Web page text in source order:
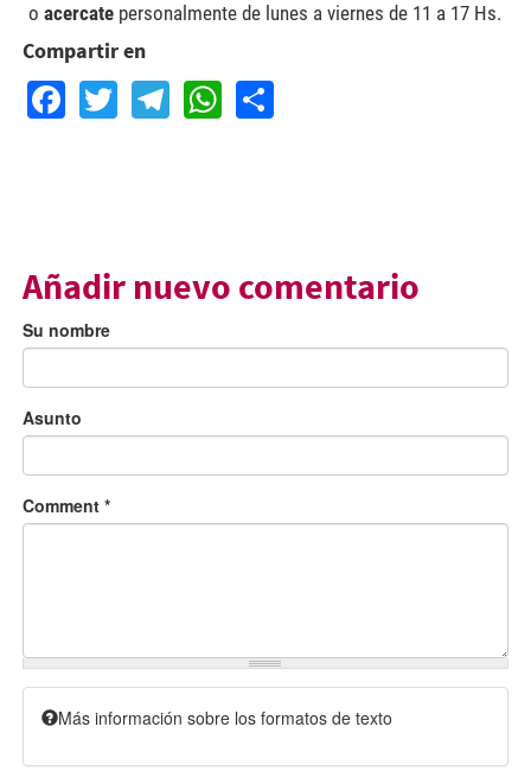
oacercate personalmente de lunes a viernes de 11 a 17 Hs.
Compartir en
Facebook
TwitterTelegram
WhatsApp
Share
Añadir nuevo comentario
Su nombre
Asunto
Comment *
Más información sobre los formatos de texto